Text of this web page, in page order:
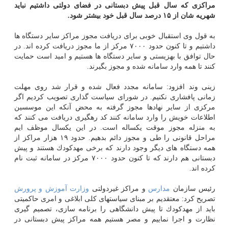
مراكزی كه سال قبل پیش دبستانی در فضای دولتی داشتیم نباید
شهریه شان از ۱۵ درصد سال قبل خود بیشتر شود.
به قول وی استقبال خوبی برای دریافت مجوز مراكز سایر دستگاه ها
داشتیم و تا كنون حدود ۷۰۰۰ مركز از ما مجوز دریافت كرده اند. در
حال توافق با بهزیستی و سایر دستگاه ها هستیم و امید است حمایت
كنند تا همه وارد سامانه شده و مجوز بگیرند.
زینی وند افزود: سامانه مجدد فعال شده و قرار شد روی مهلت
زمانی پافشاری نكنیم. در شورای سیاست گذاری تصویب كردیم اگر
مركزی از سایر نهادها مجوز گرفته به محض آنكه این موسسین
اطلاعات خویش را وارد سامانه كنند كد رهگیری دریافت می كنند كه
به منزله مجوز موقت یكساله است. در این یكسال موظف ایم
مراحل قانونی را طی و مجوز دائم بدهیم. حدود ۱۹ هزار مراكز از
همه دستگاه های دیگر وجود دارند كه برخی مهدكودك هستند و پیش
دبستانی هم دارند كه تا كنون حدود ۷۰۰۰ مركز در سامانه ثبت نام
كرده اند.
رئیس سازمان مدارس و مراكز غیردولتی وزارت
آموزش و پرورش
تصریح كرد: معتقدیم بر مبنای سیاستهای كلی ابلاغی و امری حاكمیتی
باید از مهدكودك تا پیش دانشگاهی را برنامه سازی، تصمیم گیری
نظارت و اجرا نماییم و مصر هستیم همه مراكز پیش دبستانی در